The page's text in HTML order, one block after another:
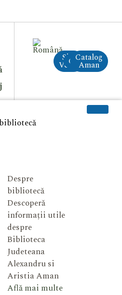
Site
VechiCreAI
Catalog
Aman
Despre
bibliotecă
Descoperă
informații utile
despre
Biblioteca
Judeteana
Alexandru si
Aristia Aman
Află mai multe